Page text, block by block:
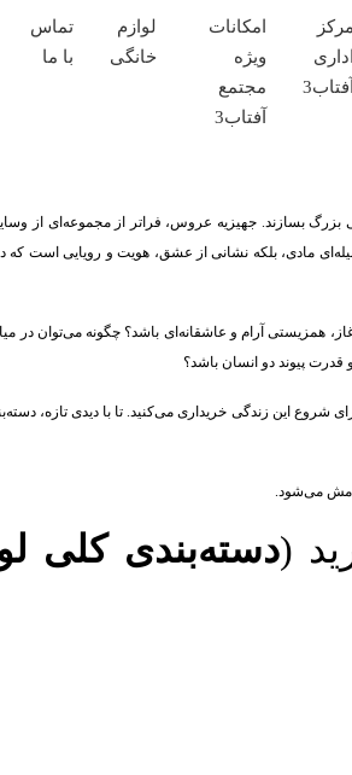
مرکز
اداری
آفتاب
امکانات
ویژه
مجتمع
آفتاب
لوازم
خانگی
تماس
با ما
بسازند. جهیزیه عروس، فراتر از مجموعه‌ای از
مادی، بلکه نشانی از عشق، هویت و رویایی است که
همزیستی آرام و عاشقانه‌ای باشد؟ چگونه می‌توان در
پیوند دو انسان باشد؟
شروع این زندگی خریداری می‌کنید. تا با دیدی تازه،
می‌شود.
(دسته‌بندی کلی